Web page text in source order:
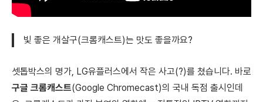
빛 좋은 개살구(크롬캐스트)는 맛도 좋을까요?
셋톱박스의 명가, LG유플러스에서 작은 사고(?)를 쳤습니다. 바로
구글 크롬캐스트(Google Chromecast)의 국내 독점 출시인데